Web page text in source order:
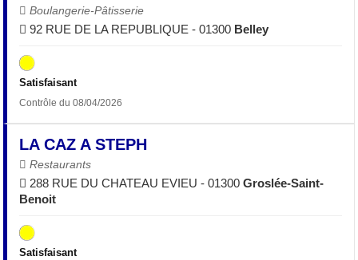
Boulangerie-Pâtisserie
92 RUE DE LA REPUBLIQUE - 01300 Belley
Satisfaisant
Contrôle du 08/04/2026
LA CAZ A STEPH
Restaurants
288 RUE DU CHATEAU EVIEU - 01300Groslée-Saint-
Benoit
Satisfaisant